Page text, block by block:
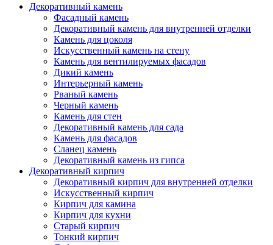
Декоративный камень
Фасадный камень
Декоративный камень для внутренней отделки
Камень для цоколя
Искусственный камень на стену
Камень для вентилируемых фасадов
Дикий камень
Интерьерный камень
Рваный камень
Черный камень
Камень для стен
Декоративный камень для сада
Камень для фасадов
Сланец камень
Декоративный камень из гипса
Декоративный кирпич
Декоративный кирпич для внутренней отделки
Искусственный кирпич
Кирпич для камина
Кирпич для кухни
Старый кирпич
Тонкий кирпич